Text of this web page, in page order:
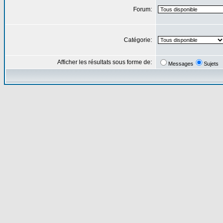
Forum:
Catégorie:
Afficher les résultats sous forme de: Messages Sujets